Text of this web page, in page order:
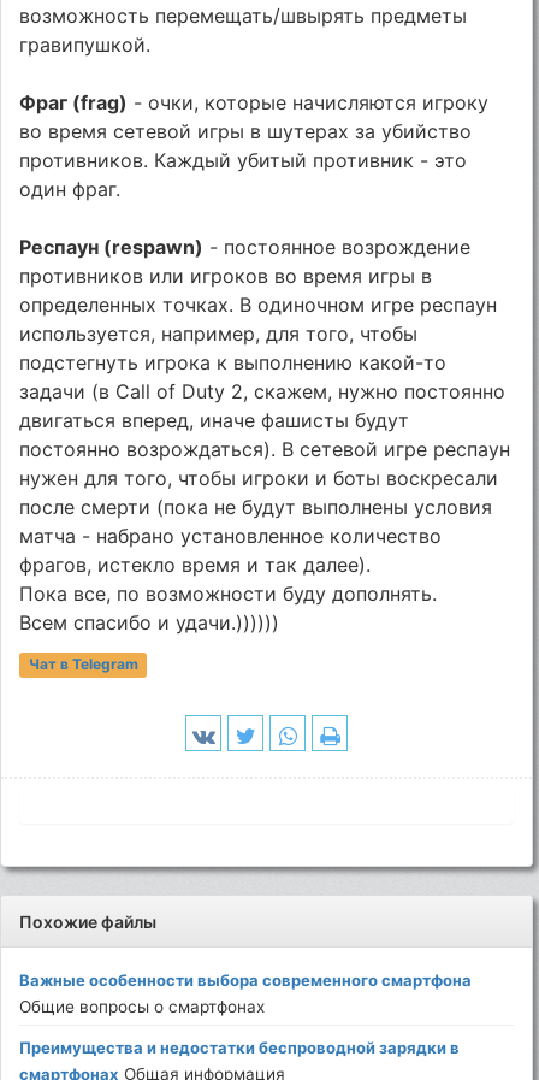
возможность перемещать/швырять предметы
гравипушкой.
Фраг (frag) - очки, которые начисляются игроку
во время сетевой игры в шутерах за убийство
противников. Каждый убитый противник - это
один фраг.
Респаун (respawn) - постоянное возрождение
противников или игроков во время игры в
определенных точках. В одиночном игре респаун
используется, например, для того, чтобы
подстегнуть игрока к выполнению какой-то
задачи (в Call of Duty 2, скажем, нужно постоянно
двигаться вперед, иначе фашисты будут
постоянно возрождаться). В сетевой игре респаун
нужен для того, чтобы игроки и боты воскресали
после смерти (пока не будут выполнены условия
матча - набрано установленное количество
фрагов, истекло время и так далее).
Пока все, по возможности буду дополнять.
Всем спасибо и удачи.))))))
Чат в Telegram
Похожие файлы
Важные особенности выбора современного смартфона
Общие вопросы о смартфонах
Преимущества и недостатки беспроводной зарядки в
смартфонах Общая информация